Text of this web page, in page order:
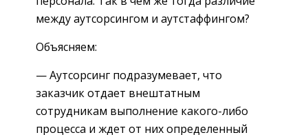
между аутсорсингом и аутстаффингом?
Объясняем:
— Аутсорсинг подразумевает, что
заказчик отдает внештатным
сотрудникам выполнение какого-либо
процесса и ждет от них определенный